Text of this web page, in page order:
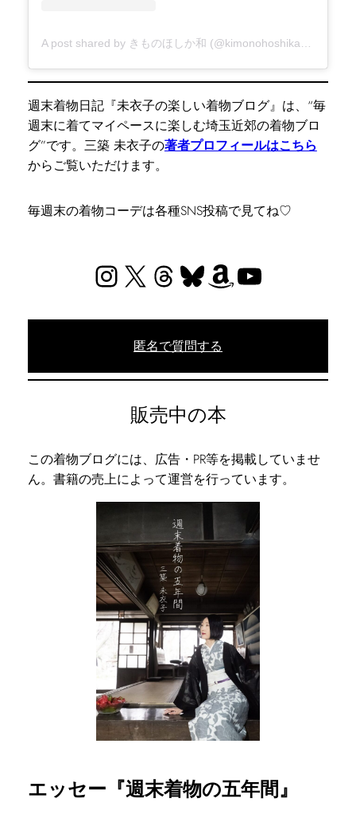
週末着物日記『未衣子の楽しい着物ブログ』は、“毎
週末に着てマイペースに楽しむ埼玉近郊の着物ブロ
グ”です。三築 未衣子の著者プロフィールはこちら
からご覧いただけます。
毎週末の着物コーデは各種SNS投稿で見てね♡
Instagram X Threads Bluesky Amazon YouTube
匿名で質問する
販売中の本
この着物ブログには、広告・PR等を掲載していませ
ん。書籍の売上によって運営を行っています。
エッセー『週末着物の五年間』